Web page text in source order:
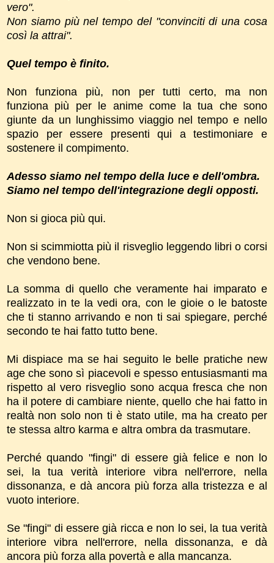
vero".
Non siamo più nel tempo del "convinciti di una cosa
così la attrai".
Quel tempo è finito.
Non funziona più, non per tutti certo, ma non
funziona più per le anime come la tua che sono
giunte da un lunghissimo viaggio nel tempo e nello
spazio per essere presenti qui a testimoniare e
sostenere il compimento.
Adesso siamo nel tempo della luce e dell'ombra.
Siamo nel tempo dell'integrazione degli opposti.
Non si gioca più qui.
Non si scimmiotta più il risveglio leggendo libri o corsi
che vendono bene.
La somma di quello che veramente hai imparato e
realizzato in te la vedi ora, con le gioie o le batoste
che ti stanno arrivando e non ti sai spiegare, perché
secondo te hai fatto tutto bene.
Mi dispiace ma se hai seguito le belle pratiche new
age che sono sì piacevoli e spesso entusiasmanti ma
rispetto al vero risveglio sono acqua fresca che non
ha il potere di cambiare niente, quello che hai fatto in
realtà non solo non ti è stato utile, ma ha creato per
te stessa altro karma e altra ombra da trasmutare.
Perché quando "fingi" di essere già felice e non lo
sei, la tua verità interiore vibra nell'errore, nella
dissonanza, e dà ancora più forza alla tristezza e al
vuoto interiore.
Se "fingi" di essere già ricca e non lo sei, la tua verità
interiore vibra nell'errore, nella dissonanza, e dà
ancora più forza alla povertà e alla mancanza.